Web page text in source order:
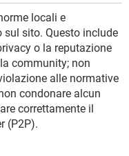
locali e
sito. Questo include
o la reputazione
community; non
alle normative
condonare alcun
correttamente il
(P2P).